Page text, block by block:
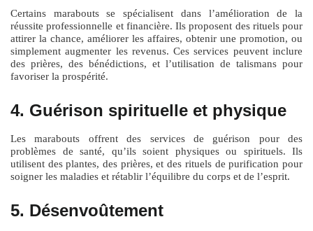
Certains marabouts se spécialisent dans l’amélioration de la
réussite professionnelle et financière. Ils proposent des rituels pour
attirer la chance, améliorer les affaires, obtenir une promotion, ou
simplement augmenter les revenus. Ces services peuvent inclure
des prières, des bénédictions, et l’utilisation de talismans pour
favoriser la prospérité.
4. Guérison spirituelle et physique
Les marabouts offrent des services de guérison pour des
problèmes de santé, qu’ils soient physiques ou spirituels. Ils
utilisent des plantes, des prières, et des rituels de purification pour
soigner les maladies et rétablir l’équilibre du corps et de l’esprit.
5. Désenvoûtement